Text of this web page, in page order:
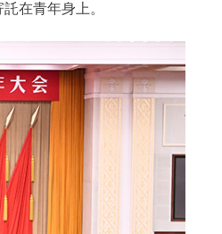
在青年身上。